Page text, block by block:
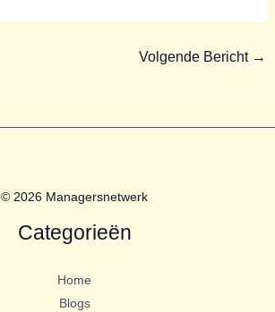
Volgende Bericht →
© 2026 Managersnetwerk
Categorieën
Home
Blogs